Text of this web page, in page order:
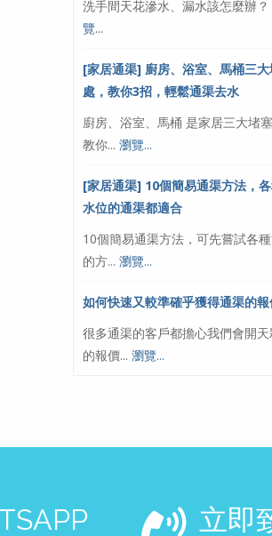
洗手間天花滲水、漏水該怎麼辦？
覽...
[家居通渠] 廚房、浴室、馬桶三
處，教你3招，輕鬆通渠去水
廚房、浴室、馬桶 是家居三大堵塞
教你... 瀏覽...
[家居通渠] 10個簡易通渠方法，
水位的通渠都適合
10個簡易通渠方法，可先嘗試各
的方... 瀏覽...
如何快速又較準確乎獲得通渠的報
很多通渠的客戶都擔心我們會開天
的報價... 瀏覽...
立即